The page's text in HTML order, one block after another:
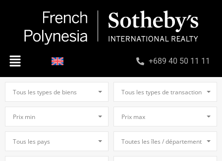
+689 40 50 11 11
Tous les types de biens Tous les types de transaction
Prix min Prix max
Tous les pays Toutes les îles / départements